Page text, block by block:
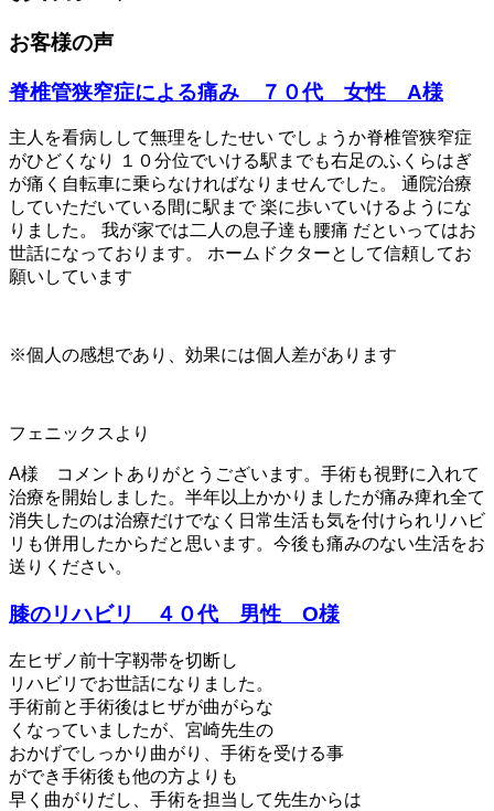
お客様の声
脊椎管狭窄症による痛み ７０代 女性 A様
主人を看病しして無理をしたせい でしょうか脊椎管狭窄症
がひどくなり １０分位でいける駅までも右足のふくらはぎ
が痛く自転車に乗らなければなりませんでした。 通院治療
していただいている間に駅まで 楽に歩いていけるようにな
りました。 我が家では二人の息子達も腰痛 だといってはお
世話になっております。 ホームドクターとして信頼してお
願いしています
※個人の感想であり、効果には個人差があります
フェニックスより
A様 コメントありがとうございます。手術も視野に入れて
治療を開始しました。半年以上かかりましたが痛み痺れ全て
消失したのは治療だけでなく日常生活も気を付けられリハビ
リも併用したからだと思います。今後も痛みのない生活をお
送りください。
膝のリハビリ ４０代 男性 O様
左ヒザノ前十字靱帯を切断し
リハビリでお世話になりました。
手術前と手術後はヒザが曲がらな
くなっていましたが、宮崎先生の
おかげでしっかり曲がり、手術を受ける事
ができ手術後も他の方よりも
早く曲がりだし、手術を担当して先生からは